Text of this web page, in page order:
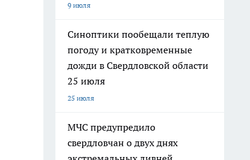
9 июля
Синоптики пообещали теплую
погоду и кратковременные
дожди в Свердловской области
25 июля
25 июля
МЧС предупредило
свердловчан о двух днях